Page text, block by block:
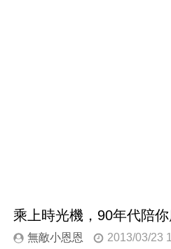
乘上時光機，90年代陪
無敵小恩恩 2013/03/23